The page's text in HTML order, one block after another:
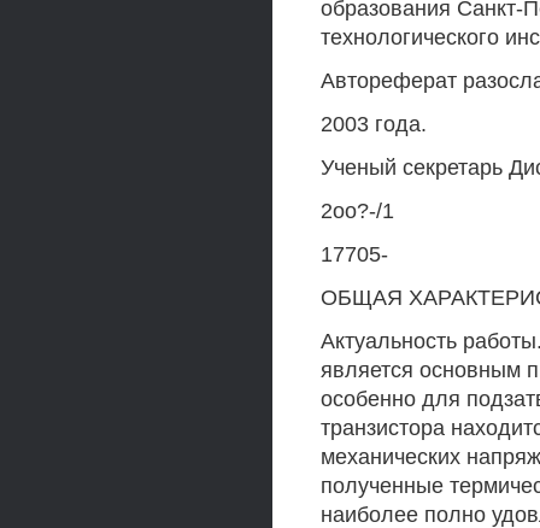
образования Санкт-
технологического
Автореферат
2003 года.
Ученый секретарь
2оо?-/1
17705-
ОБЩАЯ
Актуальность
является основным
особенно для
транзистора
механических
полученные
наиболее полно